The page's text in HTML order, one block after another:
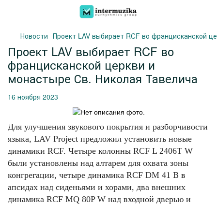
Новости Проект LAV выбирает RCF во францисканской
Проект LAV выбирает RCF во
францисканской церкви и
монастыре Св. Николая Тавелича
16 ноября 2023
Для улучшения звукового покрытия и разборчивости
языка, LAV Project предложил установить новые
динамики RCF. Четыре колонны RCF L 2406T W
были установлены над алтарем для охвата зоны
конгрегации, четыре динамика RCF DM 41 B в
апсидах над сиденьями и хорами, два внешних
динамика RCF MQ 80P W над входной дверью и